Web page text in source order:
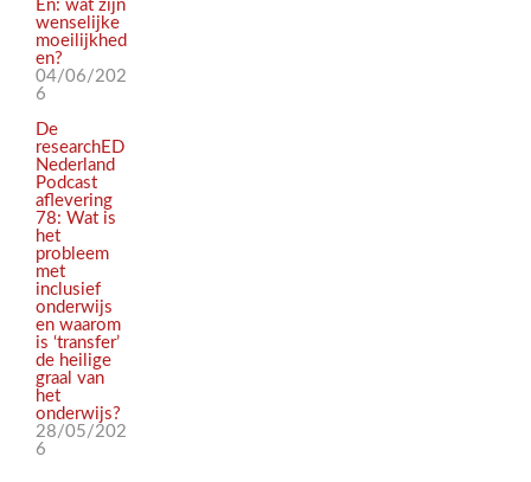
En: wat zijn
wenselijke
moeilijkhed
en?
04/06/202
6
De
researchED
Nederland
Podcast
aflevering
78: Wat is
het
probleem
met
inclusief
onderwijs
en waarom
is ‘transfer’
de heilige
graal van
het
onderwijs?
28/05/202
6